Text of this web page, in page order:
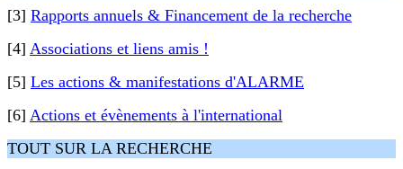
[3] Rapports annuels & Financement de la recherche
[4] Associations et liens amis !
[5] Les actions & manifestations d'ALARME
[6] Actions et évènements à l'international
TOUT SUR LA RECHERCHE